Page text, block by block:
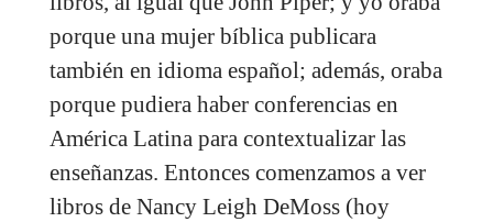
porque una mujer bíblica publicara
también en idioma español; además, oraba
porque pudiera haber conferencias en
América Latina para contextualizar las
enseñanzas. Entonces comenzamos a ver
libros de Nancy Leigh DeMoss (hoy